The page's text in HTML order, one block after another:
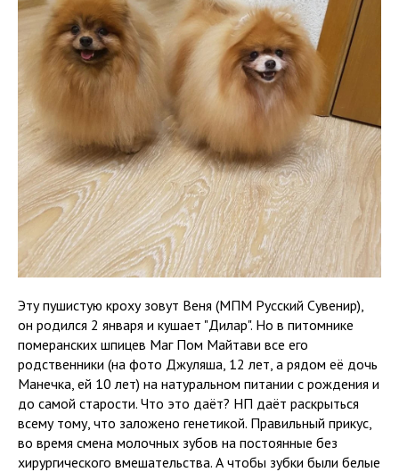
Эту пушистую кроху зовут Веня (МПМ Русский Сувенир),
он родился 2 января и кушает "Дилар". Но в питомнике
померанских шпицев Маг Пом Майтави все его
родственники (на фото Джуляша, 12 лет, а рядом её дочь
Манечка, ей 10 лет) на натуральном питании с рождения и
до самой старости. Что это даёт? НП даёт раскрыться
всему тому, что заложено генетикой. Правильный прикус,
во время смена молочных зубов на постоянные без
хирургического вмешательства. А чтобы зубки были белые